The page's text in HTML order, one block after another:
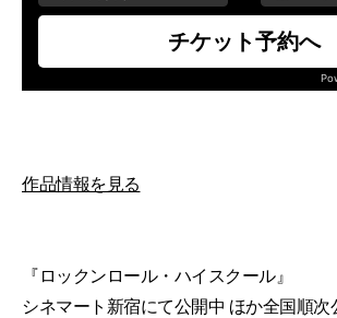
作品情報を見る
『ロックンロール・ハイスクール』
シネマート新宿にて公開中 ほか全国順次